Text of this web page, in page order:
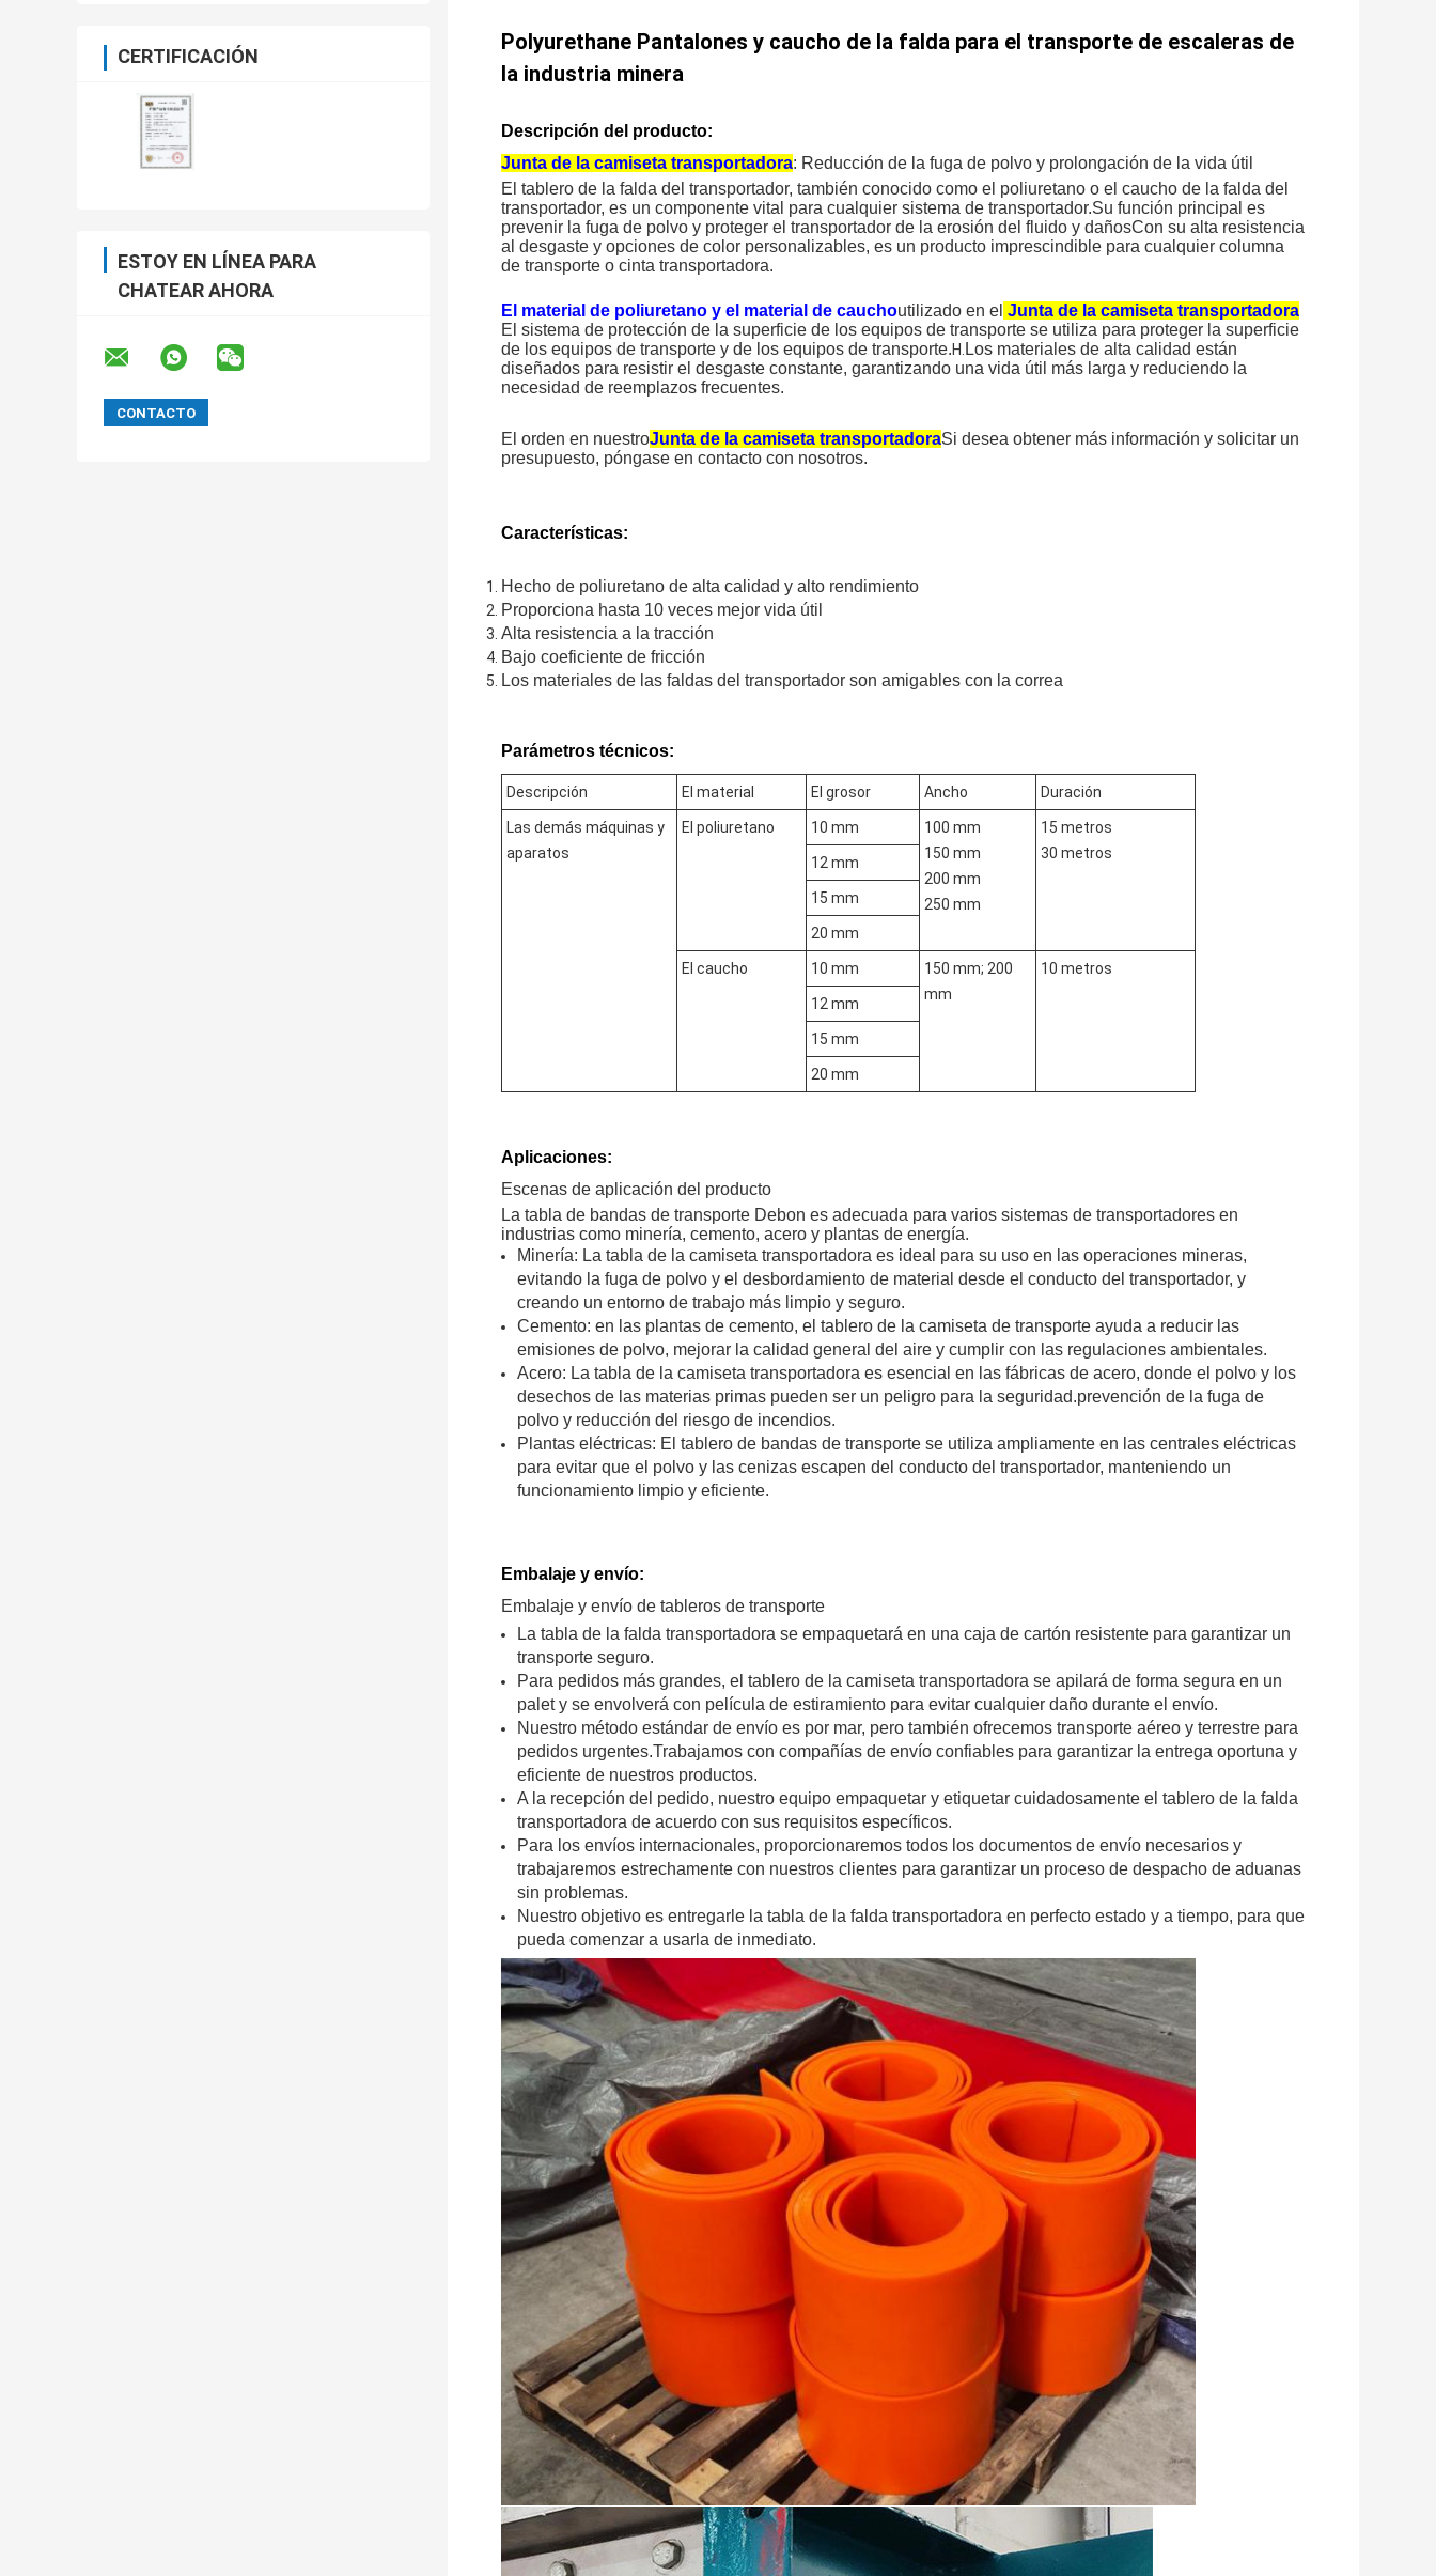
CERTIFICACIÓN
ESTOY EN LÍNEA PARA
CHATEAR AHORA
Polyurethane Pantalones y caucho de la falda para el transporte de escaleras de
la industria minera
Descripción del producto:
Junta de la camiseta transportadora: Reducción de la fuga de polvo y prolongación de la vida útil
El tablero de la falda del transportador, también conocido como el poliuretano o el caucho de la falda del
transportador, es un componente vital para cualquier sistema de transportador.Su función principal es
prevenir la fuga de polvo y proteger el transportador de la erosión del fluido y dañosCon su alta resistencia
al desgaste y opciones de color personalizables, es un producto imprescindible para cualquier columna
de transporte o cinta transportadora.
El material de poliuretano y el material de cauchoutilizado en el Junta de la camiseta transportadora
El sistema de protección de la superficie de los equipos de transporte se utiliza para proteger la superficie
de los equipos de transporte y de los equipos de transporte.H. Los materiales de alta calidad están
diseñados para resistir el desgaste constante, garantizando una vida útil más larga y reduciendo la
necesidad de reemplazos frecuentes.
El orden en nuestroJunta de la camiseta transportadoraSi desea obtener más información y solicitar un
presupuesto, póngase en contacto con nosotros.
Características:
Hecho de poliuretano de alta calidad y alto rendimiento
Proporciona hasta 10 veces mejor vida útil
Alta resistencia a la tracción
Bajo coeficiente de fricción
Los materiales de las faldas del transportador son amigables con la correa
Parámetros técnicos:
Descripción El material El grosor Ancho Duración
Las demás máquinas y
aparatos
El poliuretano 10 mm
100 mm
150 mm
200 mm
250 mm
15 metros
30 metros
12 mm
15 mm
20 mm
El caucho 10 mm
150 mm; 200
mm
10 metros
12 mm
15 mm
20 mm
Aplicaciones:
Escenas de aplicación del producto
La tabla de bandas de transporte Debon es adecuada para varios sistemas de transportadores en
industrias como minería, cemento, acero y plantas de energía.
Minería: La tabla de la camiseta transportadora es ideal para su uso en las operaciones mineras,
evitando la fuga de polvo y el desbordamiento de material desde el conducto del transportador, y
creando un entorno de trabajo más limpio y seguro.
Cemento: en las plantas de cemento, el tablero de la camiseta de transporte ayuda a reducir las
emisiones de polvo, mejorar la calidad general del aire y cumplir con las regulaciones ambientales.
Acero: La tabla de la camiseta transportadora es esencial en las fábricas de acero, donde el polvo y los
desechos de las materias primas pueden ser un peligro para la seguridad.prevención de la fuga de
polvo y reducción del riesgo de incendios.
Plantas eléctricas: El tablero de bandas de transporte se utiliza ampliamente en las centrales eléctricas
para evitar que el polvo y las cenizas escapen del conducto del transportador, manteniendo un
funcionamiento limpio y eficiente.
Embalaje y envío:
Embalaje y envío de tableros de transporte
La tabla de la falda transportadora se empaquetará en una caja de cartón resistente para garantizar un
transporte seguro.
Para pedidos más grandes, el tablero de la camiseta transportadora se apilará de forma segura en un
palet y se envolverá con película de estiramiento para evitar cualquier daño durante el envío.
Nuestro método estándar de envío es por mar, pero también ofrecemos transporte aéreo y terrestre para
pedidos urgentes.Trabajamos con compañías de envío confiables para garantizar la entrega oportuna y
eficiente de nuestros productos.
A la recepción del pedido, nuestro equipo empaquetar y etiquetar cuidadosamente el tablero de la falda
transportadora de acuerdo con sus requisitos específicos.
Para los envíos internacionales, proporcionaremos todos los documentos de envío necesarios y
trabajaremos estrechamente con nuestros clientes para garantizar un proceso de despacho de aduanas
sin problemas.
Nuestro objetivo es entregarle la tabla de la falda transportadora en perfecto estado y a tiempo, para que
pueda comenzar a usarla de inmediato.